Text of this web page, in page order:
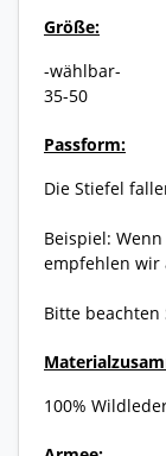
Größe:
-wählbar-
35-50
Passform:
Die Stiefel
Beispiel:
empfehlen wir
Bitte
100%